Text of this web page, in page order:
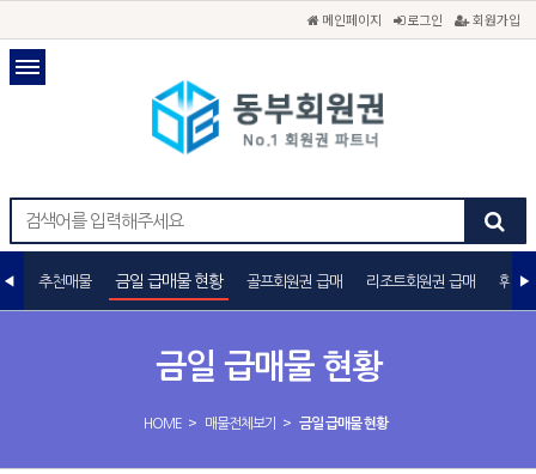
메인페이지 로그인 회원가입
금일 급매물 현황
HOME > 매물전체보기 > 금일 급매물 현황
추천매물 금일 급매물 현황 골프회원권 급매 리조트회원권 급매 휘트